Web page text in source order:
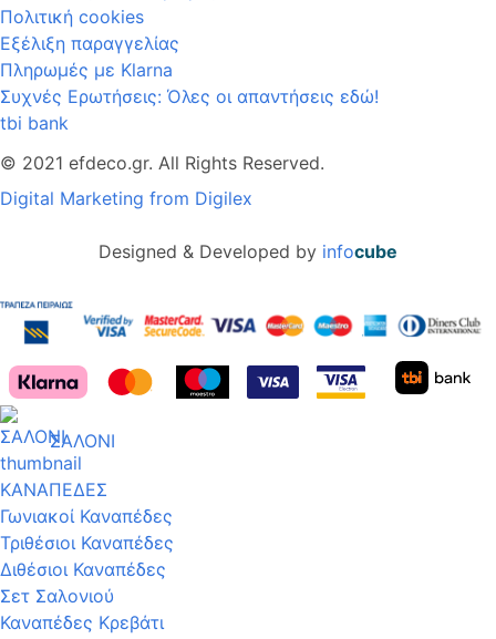
Πολιτική cookies
Εξέλιξη παραγγελίας
Πληρωμές με Klarna
Συχνές Ερωτήσεις: Όλες οι απαντήσεις εδώ!
tbi bank
© 2021 efdeco.gr. All Rights Reserved.
Digital Marketing from Digilex
Designed & Developed by infocube
ΣΑΛΟΝΙ
ΚΑΝΑΠΕΔΕΣ
Γωνιακοί Καναπέδες
Τριθέσιοι Καναπέδες
Διθέσιοι Καναπέδες
Σετ Σαλονιού
Καναπέδες Κρεβάτι